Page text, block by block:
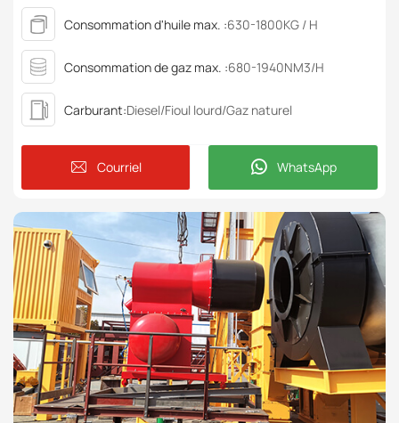
Consommation d'huile max. :630-1800KG / H
Consommation de gaz max. :680-1940NM3/H
Carburant:Diesel/Fioul lourd/Gaz naturel
Courriel WhatsApp